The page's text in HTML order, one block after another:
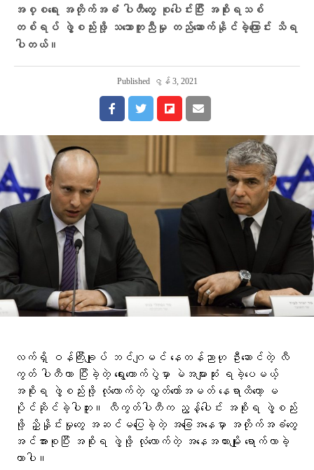
အစ္စရေး အတိုက်အခံ ပါတီတွေ စုပေါင်းပြီး အစိုးရသစ်
တစ်ရပ် ဖွဲ့စည်းဖို့ သဘောတူညီမှု တည်ဆောက်နိုင်ခဲ့ကြောင်း သိရ
ပါတယ်။
Published ဇွန် 3, 2021
လက်ရှိ ဝန်ကြီးချုပ် ဘင်ဂျမင် နေတန်ညာဟု ဦးဆောင်တဲ့ လီ
ကွတ် ပါတီဟာ ပြီးခဲ့တဲ့ ရွေးကောက်ပွဲမှာ မဲအများဆုံး ရခဲ့ပေမယ့်
အစိုးရ ဖွဲ့စည်းဖို့ လုံလောက်တဲ့ လွှတ်တော်အမတ် နေရာထိတော့ မ
ပိုင်ဆိုင်ခဲ့ပါဘူး။ လီကွတ်ပါတီက ညွန့်ပေါင်း အစိုးရ ဖွဲ့စည်း
ဖို့ ညှိနှိုင်းမှုတွေ အဆင်မပြေခဲ့တဲ့ အခြေအနေမှာ အတိုက်အခံတွေ
အင်အားစုပြီး အစိုးရ ဖွဲ့ဖို့ လုံလောက်တဲ့ အနေအထားမျိုး ရောက်လာခဲ့
တာပါ။